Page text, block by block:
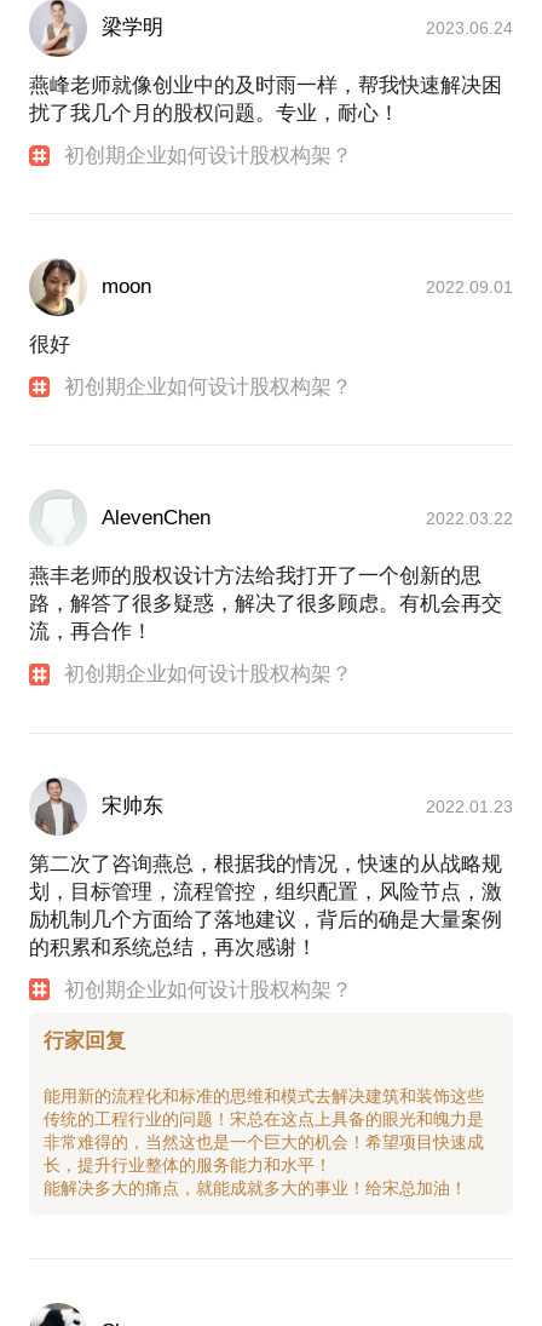
梁学明 2023.06.24
燕峰老师就像创业中的及时雨一样，帮我快速解决困
扰了我几个月的股权问题。专业，耐心！
初创期企业如何设计股权构架？
moon 2022.09.01
很好
初创期企业如何设计股权构架？
AlevenChen 2022.03.22
燕丰老师的股权设计方法给我打开了一个创新的思
路，解答了很多疑惑，解决了很多顾虑。有机会再交
流，再合作！
初创期企业如何设计股权构架？
宋帅东 2022.01.23
第二次了咨询燕总，根据我的情况，快速的从战略规
划，目标管理，流程管控，组织配置，风险节点，激
励机制几个方面给了落地建议，背后的确是大量案例
的积累和系统总结，再次感谢！
初创期企业如何设计股权构架？
行家回复
能用新的流程化和标准的思维和模式去解决建筑和装饰这些
传统的工程行业的问题！宋总在这点上具备的眼光和魄力是
非常难得的，当然这也是一个巨大的机会！希望项目快速成
长，提升行业整体的服务能力和水平！